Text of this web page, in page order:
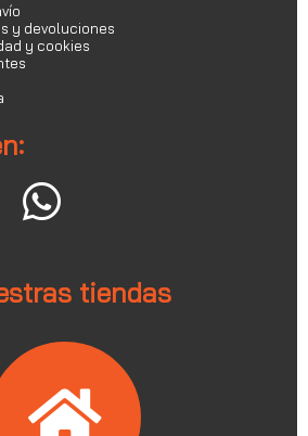
y devoluciones
y cookies
tiendas